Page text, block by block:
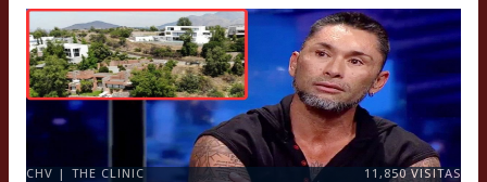
CHV | THE CLINIC 11,850VISITAS